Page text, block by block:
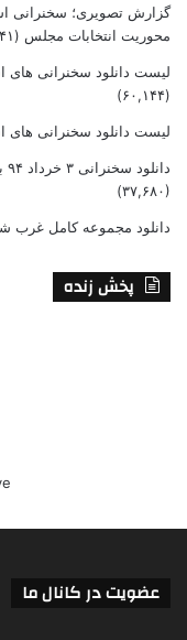
گزارش تصویری؛ سخنرانی
محوریت انتخابات مجلس (۱۵۸,۶۴۱)
لیست دانلود سخنرانی های استاد
(۶۰,۱۴۴)
لیست دانلود سخنرانی های
دانلود سخنرانی ۳ خرداد ۹۴ با موضوع من ریویزیونیست‌ام، پس هستم!
(۳۷,۶۸۰)
دانلود مجموعه کامل غرب
پخش زنده
عضویت در کانال ما